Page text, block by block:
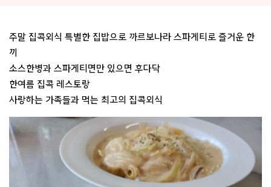
주말 집콕외식 특별한 집밥으로 까르보나라 스파게티로 즐거운 한
끼
소스한병과 스파게티면만 있으면 후다닥
한여름 집콕 레스토랑
사랑하는 가족들과 먹는 최고의 집콕외식